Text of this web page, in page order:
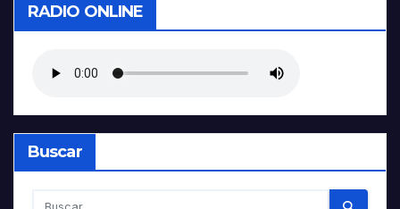
RADIO ONLINE
Buscar